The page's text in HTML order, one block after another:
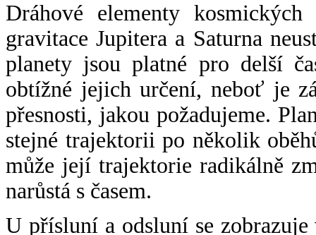
Dráhové elementy
gravitace Jupitera a Saturna
planety jsou platné pro delší
obtížné jejich určení, neboť je
přesnosti, jakou požadujeme.
stejné trajektorii po několik
může její trajektorie radikálně
narůstá s časem.
U přísluní a odsluní se